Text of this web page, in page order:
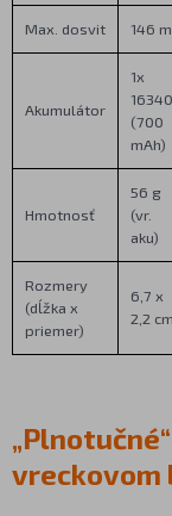
Max. dosvit 146 m
Akumulátor
1x
16340
(700
mAh)
Hmotnosť
56 g
(vr.
aku)
Rozmery
(dĺžka x
priemer)
6,7 x
2,2 cm
vreckovom